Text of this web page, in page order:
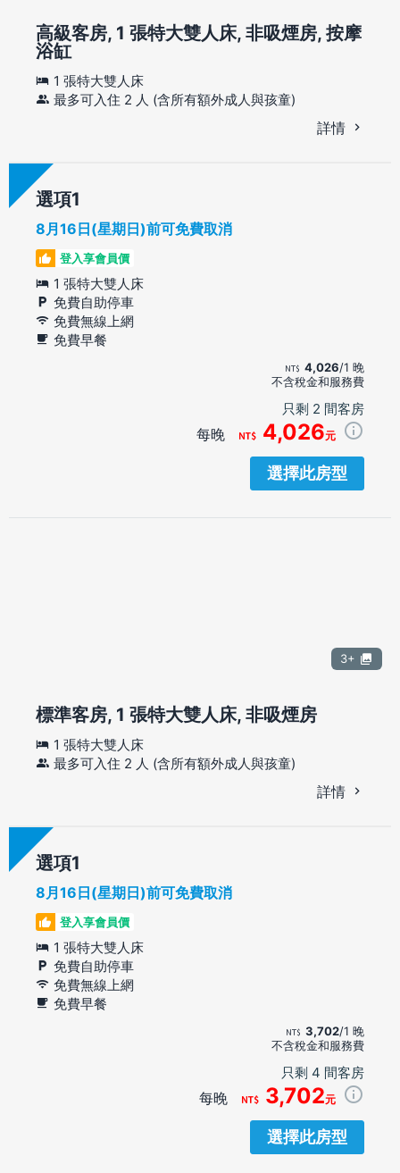
高級客房, 1 張特大雙人床, 非吸煙房, 按摩
浴缸
1 張特大雙人床
最多可入住 2 人 (含所有額外成人與孩童)
詳情
選項
8月16日(星期日)前可免費取消
登入享會員價
1 張特大雙人床
免費自助停車
免費無線上網
免費早餐
4,026/1 晚
不含稅金和服務費
只剩 2 間客房
每晚 4,026元
選擇此房型
3+
標準客房, 1 張特大雙人床, 非吸煙房
1 張特大雙人床
最多可入住 2 人 (含所有額外成人與孩童)
詳情
選項
8月16日(星期日)前可免費取消
登入享會員價
1 張特大雙人床
免費自助停車
免費無線上網
免費早餐
3,702/1 晚
不含稅金和服務費
只剩 4 間客房
每晚 3,702元
選擇此房型